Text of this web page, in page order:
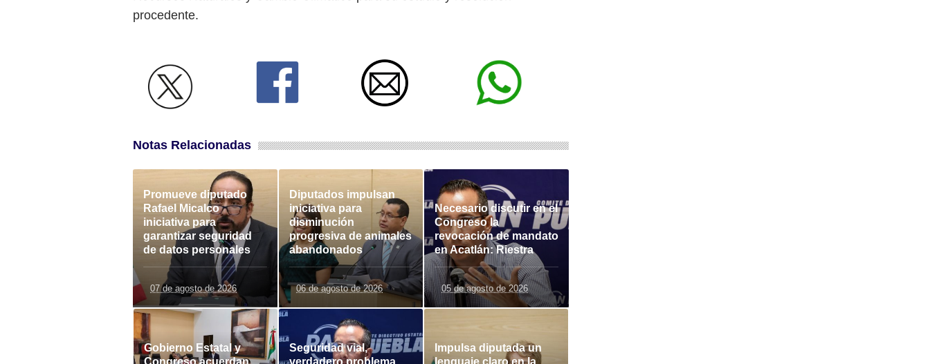
procedente.
Notas Relacionadas
Promueve diputado
Rafael Micalco
iniciativa para
garantizar seguridad
de datos personales
07 de agosto de 2026
Diputados impulsan
iniciativa para
disminución
progresiva de animales
abandonados
06 de agosto de 2026
Necesario discutir en el
Congreso la
revocación de mandato
en Acatlán: Riestra
05 de agosto de 2026
Gobierno Estatal y
Congreso acuerdan
Seguridad vial,
verdadero problema
Impulsa diputada un
lenguaje claro en la